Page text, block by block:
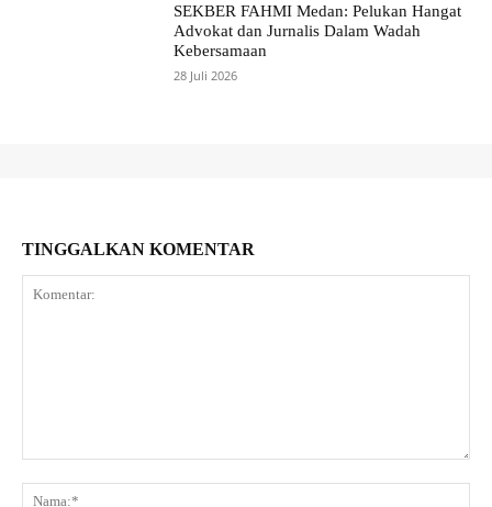
SEKBER FAHMI Medan: Pelukan Hangat
Advokat dan Jurnalis Dalam Wadah
Kebersamaan
28 Juli 2026
TINGGALKAN KOMENTAR